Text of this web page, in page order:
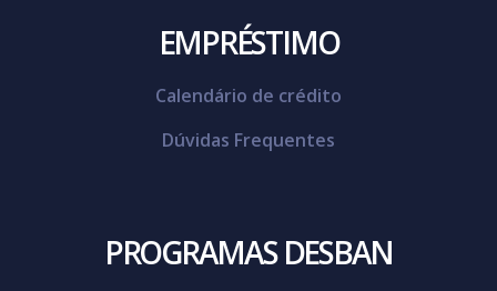
EMPRÉSTIMO
Calendário de crédito
Dúvidas Frequentes
PROGRAMAS DESBAN